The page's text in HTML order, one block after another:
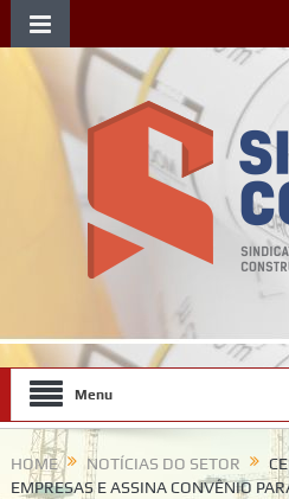
Menu
HOME NOTÍCIAS DO SETOR
EMPRESAS E ASSINA CONVÊNIO